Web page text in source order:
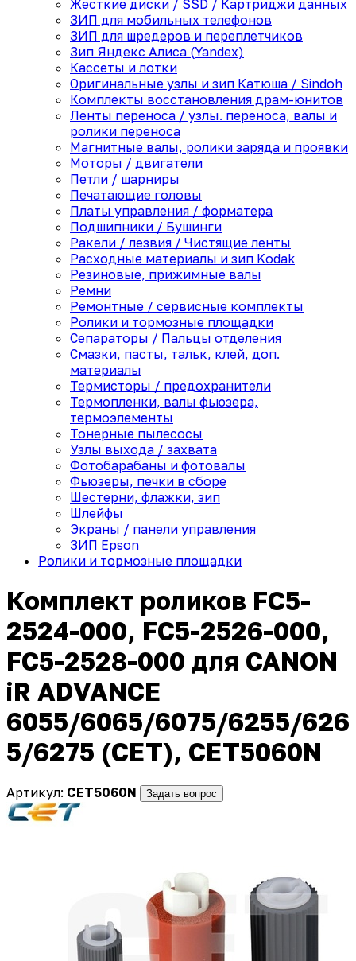
Жесткие диски / SSD / Картриджи данных
ЗИП для мобильных телефонов
ЗИП для шредеров и переплетчиков
Зип Яндекс Алиса (Yandex)
Кассеты и лотки
Оригинальные узлы и зип Катюша / Sindoh
Комплекты восстановления драм-юнитов
Ленты переноса / узлы. переноса, валы и
ролики переноса
Магнитные валы, ролики заряда и проявки
Моторы / двигатели
Петли / шарниры
Печатающие головы
Платы управления / форматера
Подшипники / Бушинги
Ракели / лезвия / Чистящие ленты
Расходные материалы и зип Kodak
Резиновые, прижимные валы
Ремни
Ремонтные / сервисные комплекты
Ролики и тормозные площадки
Сепараторы / Пальцы отделения
Смазки, пасты, тальк, клей, доп.
материалы
Термисторы / предохранители
Термопленки, валы фьюзера,
термоэлементы
Тонерные пылесосы
Узлы выхода / захвата
Фотобарабаны и фотовалы
Фьюзеры, печки в сборе
Шестерни, флажки, зип
Шлейфы
Экраны / панели управления
ЗИП Epson
Ролики и тормозные площадки
Комплект роликов FC5-
2524-000, FC5-2526-000,
FC5-2528-000 для CANON
iR ADVANCE
6055/6065/6075/6255/626
5/6275 (CET), CET5060N
Артикул: CET5060N Задать вопрос